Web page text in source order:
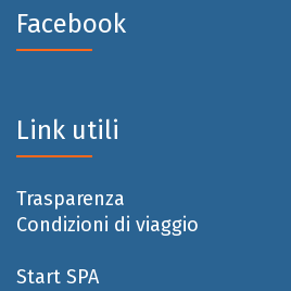
Facebook
Link utili
Trasparenza
Condizioni di viaggio
Start SPA